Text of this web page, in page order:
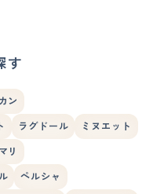
す
ン
ラグドール ミヌエット
リ
ペルシャ